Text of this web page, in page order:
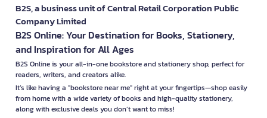
B2S, a business unit of Central Retail Corporation Public
Company Limited
B2S Online: Your Destination for Books, Stationery,
and Inspiration for All Ages
B2S Online is your all-in-one bookstore and stationery shop, perfect for
readers, writers, and creators alike.
It’s like having a "bookstore near me" right at your fingertips—shop easily
from home with a wide variety of books and high-quality stationery,
along with exclusive deals you don’t want to miss!